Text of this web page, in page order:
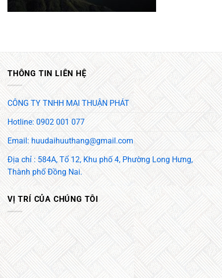
THÔNG TIN LIÊN HỆ
CÔNG TY TNHH MAI THUẬN PHÁT
Hotline: 0902 001 077
Email: huudaihuuthang@gmail.com
Địa chỉ : 584A, Tổ 12, Khu phố 4, Phường Long Hưng,
Thành phố Đồng Nai.
VỊ TRÍ CỦA CHÚNG TÔI